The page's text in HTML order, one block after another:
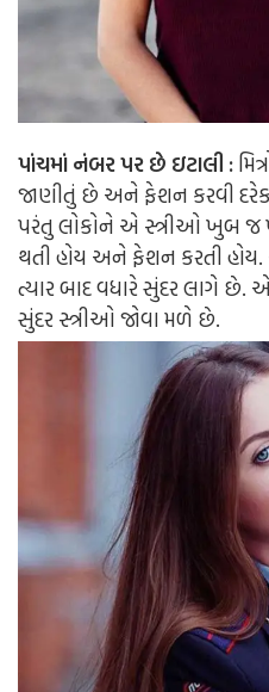
પાંચમાં નંબર પર છે ઇટાલી :
જાણીતું છે અને ફેશન કરવી
પરંતુ લોકોને એ સ્ત્રીઓ ખુબ જ
થતી હોય અને ફેશન કરતી
ત્યાર બાદ વધારે સુંદર લાગે છે.
સુંદર સ્ત્રીઓ જોવા મળે છે.